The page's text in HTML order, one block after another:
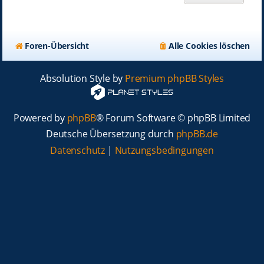
Foren-Übersicht Alle Cookies löschen
Absolution Style by Premium phpBB Styles
Powered by phpBB® Forum Software © phpBB Limited
Deutsche Übersetzung durch phpBB.de
Datenschutz | Nutzungsbedingungen